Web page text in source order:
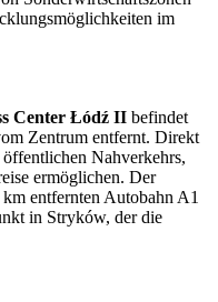
im
Center Łódź II befindet
Zentrum entfernt. Direkt
Nahverkehrs,
ermöglichen. Der
entfernten Autobahn A1
in Stryków, der die